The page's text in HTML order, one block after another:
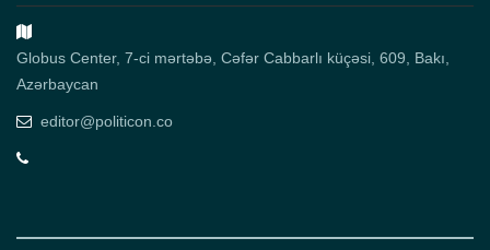
Globus Center, 7-ci mərtəbə, Cəfər Cabbarlı küçəsi, 609, Bakı,
Azərbaycan
editor@politicon.co